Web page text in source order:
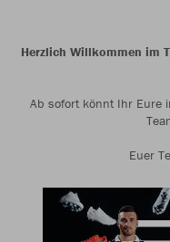
Herzlich Willkommen im
Ab sofort könnt Ihr Eure
Euer